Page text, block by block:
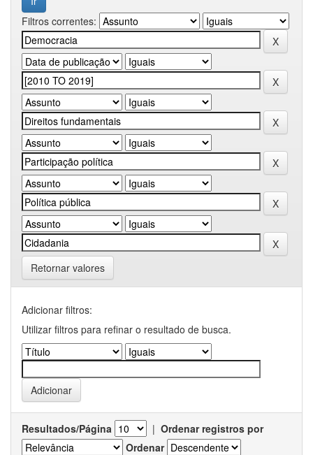
Filtros correntes:
Retornar valores
Adicionar filtros:
Utilizar filtros para refinar o resultado de busca.
Resultados/Página | Ordenar registros por
Ordenar